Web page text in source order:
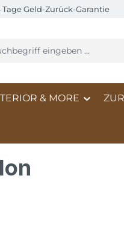
Tage Geld-Zurück-Garantie
& MORE